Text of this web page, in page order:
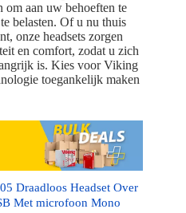
om aan uw behoeften te
belasten. Of u nu thuis
onze headsets zorgen
en comfort, zodat u zich
is. Kies voor Viking
toegankelijk maken
Draadloos Headset Over
Met microfoon Mono